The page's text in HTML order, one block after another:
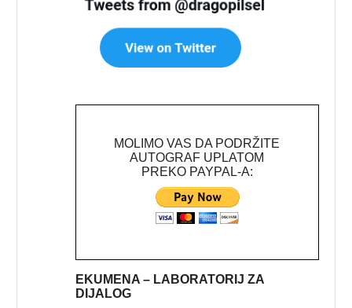
MOLIMO VAS DA PODRŽITE
AUTOGRAF UPLATOM
PREKO PAYPAL-A:
EKUMENA – LABORATORIJ ZA
DIJALOG